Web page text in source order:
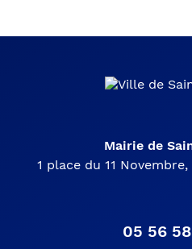
Mairie de
1 place du 11
05 56